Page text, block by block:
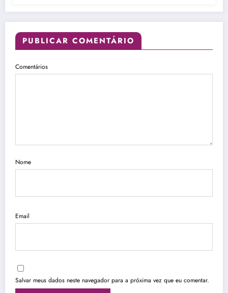
PUBLICAR COMENTÁRIO
Comentários
Nome
Email
Salvar meus dados neste navegador para a próxima vez que eu comentar.